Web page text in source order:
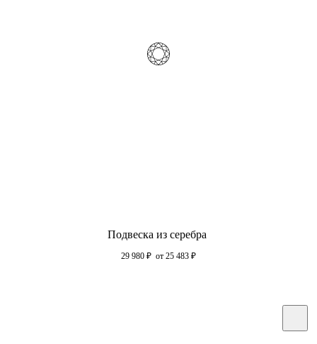
Подвеска из серебра
29 980 ₽ от 25 483 ₽